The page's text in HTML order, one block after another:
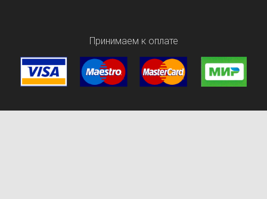
Принимаем к оплате